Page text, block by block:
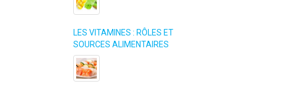
LES VITAMINES : RÔLES ET
SOURCES ALIMENTAIRES